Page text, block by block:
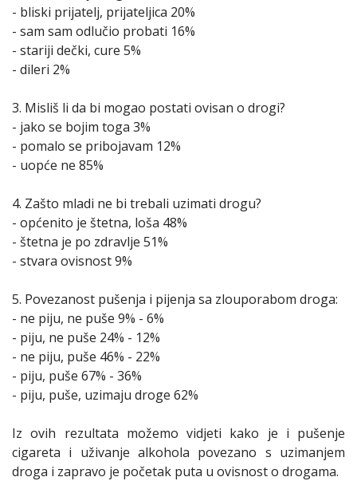
- bliski prijatelj, prijateljica 20%
- sam sam odlučio probati 16%
- stariji dečki, cure 5%
- dileri 2%
3. Misliš li da bi mogao postati ovisan o drogi?
- jako se bojim toga 3%
- pomalo se pribojavam 12%
- uopće ne 85%
4. Zašto mladi ne bi trebali uzimati drogu?
- općenito je štetna, loša 48%
- štetna je po zdravlje 51%
- stvara ovisnost 9%
5. Povezanost pušenja i pijenja sa zlouporabom droga:
- ne piju, ne puše 9% - 6%
- piju, ne puše 24% - 12%
- ne piju, puše 46% - 22%
- piju, puše 67% - 36%
- piju, puše, uzimaju droge 62%
Iz ovih rezultata možemo vidjeti kako je i pušenje
cigareta i uživanje alkohola povezano s uzimanjem
droga i zapravo je početak puta u ovisnost o drogama.